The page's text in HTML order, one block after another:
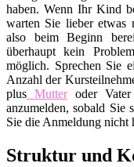
haben. Wenn Ihr Kind
warten Sie lieber
also beim Beginn
überhaupt kein
möglich. Sprechen Sie
Anzahl der
plus Mutteroder Vater
anzumelden, sobald Sie
Sie die Anmeldung nicht
Struktur und